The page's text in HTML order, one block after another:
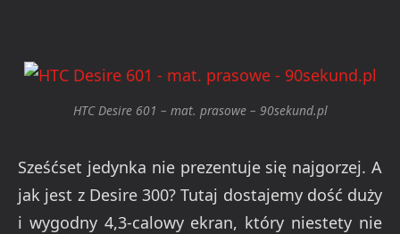
HTC Desire 601 – mat. prasowe – 90sekund.pl
Sześćset jedynka nie prezentuje się najgorzej. A
jak jest z Desire 300? Tutaj dostajemy dość duży
i wygodny 4,3-calowy ekran, który niestety nie